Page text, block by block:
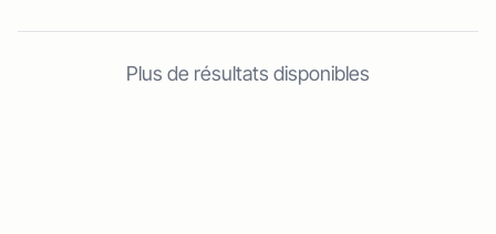
Plus de résultats disponibles